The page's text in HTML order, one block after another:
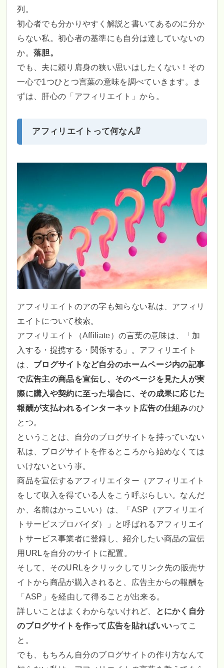
列。
初心者でも分かりやすく解説と書いてあるのに分か
らない私。初心者の基準にも自分は達していないの
か。落胆。
でも、夫に頼り肩身の狭い思いはしたくない！その
一心で1つひとつ言葉の意味を調べていきます。ま
ずは、肝心の「アフィリエイト」から。
アフィリエイトって何なん⁉
アフィリエイトのアの字も知らない私は、アフィリ
エイトについて検索。
アフィリエイト（Affiliate）の言葉の意味は、「加
入する・提携する・関係する」。アフィリエイト
は、 ブログサイトなど自分のホームページ内の記事
で広告主の商品を宣伝し、そのページを見た人が実
際に購入や契約に至った場合に、その成果に応じた
報酬が支払われるインターネット広告の仕組みのひ
とつ。
ということは、自分のブログサイトを持っていない
私は、ブログサイトを作るところから始めなくては
いけないという事。
商品を宣伝するアフィリエイター（アフィリエイト
をして収入を得ている人をこう呼ぶらしい。なんだ
か、名前はかっこいい）は、「ASP（アフィリエイ
トサービスプロバイダ）」と呼ばれるアフィリエイ
トサービス事業者に登録し、紹介したい商品の宣伝
用URLを自分のサイトに配置。
そして、そのURLをクリックしてリンク先の販売サ
イトから商品が購入されると、広告主からの報酬を
「ASP」を経由して得ることが出来る。
詳しいことはよくわからないけれど、
とにかく自分
のブログサイトを作って広告を貼ればいいってこ
と。
でも、もちろん自分のブログサイトの作り方なんて